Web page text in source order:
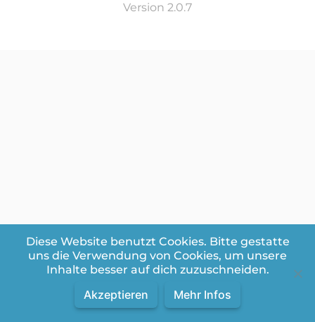
Version 2.0.7
Diese Website benutzt Cookies. Bitte gestatte
uns die Verwendung von Cookies, um unsere
Inhalte besser auf dich zuzuschneiden.
Akzeptieren Mehr Infos